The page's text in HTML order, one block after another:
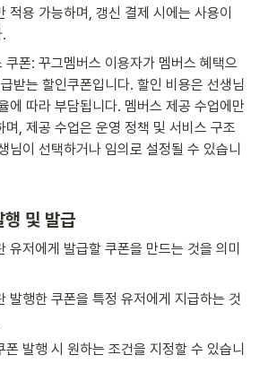
적용 가능하며, 갱신 결제 시에는 사용이
쿠폰: 꾸그멤버스 이용자가 멤버스 혜택으
받는 할인쿠폰입니다. 할인 비용은 선생님
에 따라 부담됩니다. 멤버스 제공 수업에만
며, 제공 수업은 운영 정책 및 서비스 구조
님이 선택하거나 임의로 설정될 수 있습니
행 및 발급
유저에게 발급할 쿠폰을 만드는 것을 의미
발행한 쿠폰을 특정 유저에게 지급하는 것
폰 발행 시 원하는 조건을 지정할 수 있습니